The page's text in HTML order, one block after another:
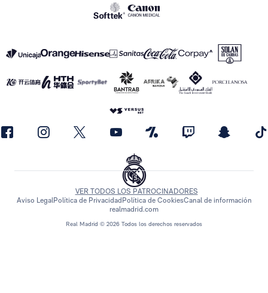
Real Madrid © 2026 Todos los derechos reservados
VER TODOS LOS PATROCINADORES
Aviso LegalPolítica de Privacidad Política de CookiesCanal de información
realmadrid.com